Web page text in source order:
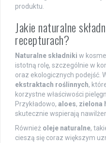
produktu.
Jakie naturalne
recepturach?
Naturalne składniki w
istotną rolę, szczególnie w
oraz ekologicznych podejść.
ekstraktach roślinnych,
korzystne właściwości
Przykładowo, aloes, zielona
skutecznie wspierają
Również oleje naturalne,
cieszą się coraz większym